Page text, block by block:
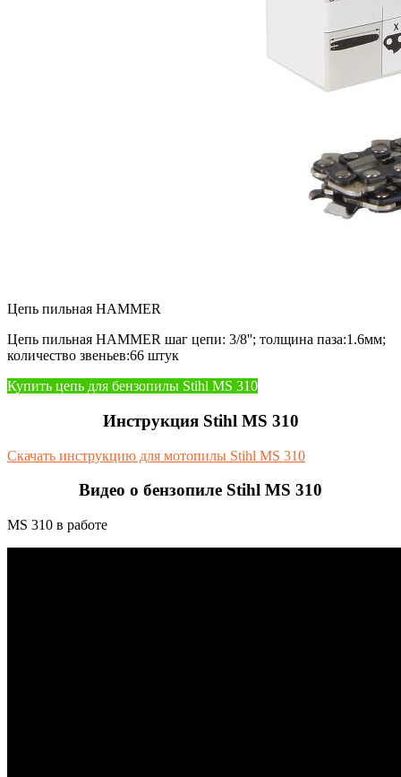
Цепь пильная HAMMER
Цепь пильная HAMMER шаг цепи: 3/8''; толщина паза:1.6мм;
количество звеньев:66 штук
Купить цепь для бензопилы Stihl MS 310
Инструкция Stihl MS 310
Скачать инструкцию для мотопилы Stihl MS 310
Видео о бензопиле Stihl MS 310
MS 310 в работе